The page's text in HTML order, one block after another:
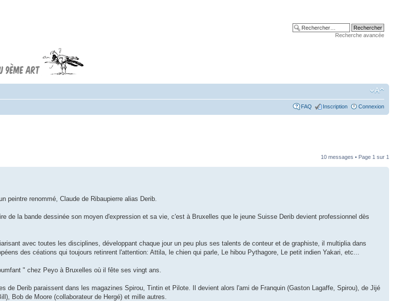
Recherche avancée
FAQ Inscription Connexion
10 messages • Page 1 sur 1
peintre renommé, Claude de Ribaupierre alias Derib.
de la bande dessinée son moyen d'expression et sa vie, c'est à Bruxelles que le jeune Suisse Derib devient professionnel dès
avec toutes les disciplines, développant chaque jour un peu plus ses talents de conteur et de graphiste, il multiplia dans
des céations qui toujours retinrent l'attention: Attila, le chien qui parle, Le hibou Pythagore, Le petit indien Yakari, etc...
" chez Peyo à Bruxelles où il fête ses vingt ans.
de Derib paraissent dans les magazines Spirou, Tintin et Pilote. Il devient alors l'ami de Franquin (Gaston Lagaffe, Spirou), de Jijé
Bob de Moore (collaborateur de Hergé) et mille autres.